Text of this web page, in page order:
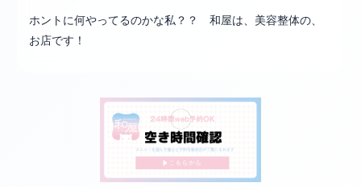
ホントに何やってるのかな私？？ 和屋は、美容整体の、
お店です！